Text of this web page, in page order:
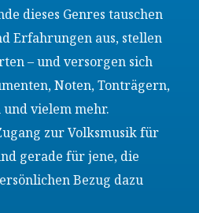
dieses Genres tauschen
Erfahrungen aus, stellen
– und versorgen sich
Noten, Tonträgern,
vielem mehr.
zur Volksmusik für
gerade für jene, die
Bezug dazu